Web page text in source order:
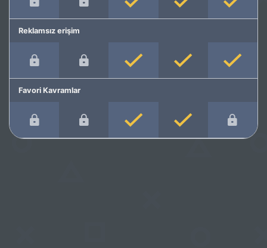
Reklamsız erişim
Favori Kavramlar